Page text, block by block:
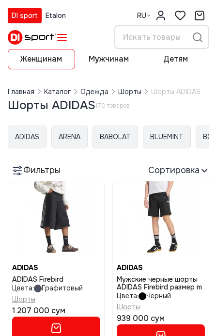
DI sport Etalon RU
Женщинам Мужчинам Детям
Главная Каталог Одежда Шорты Шорты ADIDAS
Шорты ADIDAS170 товаров
ADIDAS ARENA BABOLAT BLUEMINT
Фильтры Сортировка
ADIDAS
ADIDAS Firebird
Цвета:
Графитовый
Шорты
1 207 000 сум
ADIDAS
Мужские черные шорты
ADIDAS Firebird размер m
Цвета:
Черный
Шорты
939 000 сум